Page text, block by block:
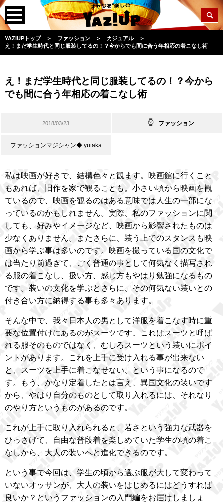
YAZIUPトップ ＞ ファッション ＞ カジュアル
＞
え！まだ学生時代と同じ服装してるの！？今からでも間に合う年相応の着こなし術
え！まだ学生時代と同じ服装してるの！？今から
でも間に合う年相応の着こなし術
2018/03/23 ファッション
ファッションマジシャン◆ yutaka
私は映画が好きで、結構色々と観ます。映画館に行くこと
もあれば、旧作を家で観ることも。小さい頃から映画を観
ているので、映画を観るのはある意味では人生の一部にな
っているのかもしれません。実際、私のファッションに関
しても、好みやイメージなど、映画から影響されたものは
少なくありません。またさらに、装う上でのスタンスも映
画から学ぶ事は多いのです。映画を撮っている国の文化で
は当たり前過ぎて、ごく普通の事として何気なく描写され
る服の着こなし、扱い方、感じ方もやはり勉強になるもの
です。装いの文化を学ぶとさらに、その何気ない装いとの
付き合い方に納得する事も多々あります。
そんな中で、我々日本人の男として洋服を着こなす時に重
要な位置付けにあるのがスーツです。これはスーツと呼ば
れる服そのものではなく、むしろスーツという装いにポイ
ントがあります。これを上手に受け入れる事が出来ない
と、スーツを上手に着こなせない、という事になるので
す。もう、かなり定着したとは言え、異国文化の装いです
から、やはり自分のものとして取り入れるには、それなり
のやり方というものがあるのです。
これが上手に取り入れられると、若さという強力な武器を
ひっさげて、自由な普段着を楽しめていた学生の頃の着こ
なしから、大人の装いへと進化できるのです。
という事で今回は、学生の頃から選ぶ服が大して変わって
いないオッサンが、大人の装いをはじめるにはどうすれば
良いか？というファッションの入門編をお届けしましょ